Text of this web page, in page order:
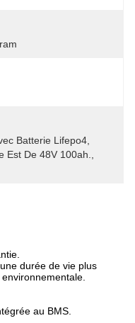
Batterie Lifepo4
Est De 48V 100ah.
durée de vie plus
au BMS.